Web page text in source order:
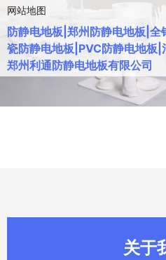
网站地图
防静电地板|郑州防静电地板|全
瓷防静电地板|PVC防静电地板|
郑州利通防静电地板有限公司
关于